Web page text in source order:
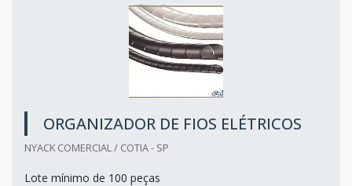
ORGANIZADOR DE FIOS ELÉTRICOS
NYACK COMERCIAL / COTIA - SP
Lote mínimo de 100 peças